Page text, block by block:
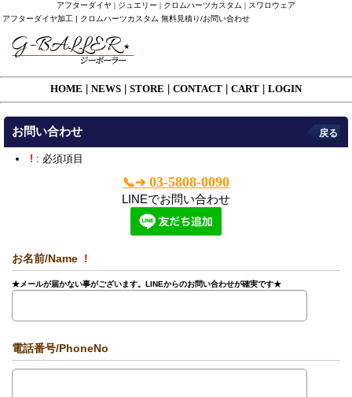
アフターダイヤ | ジュエリー | クロムハーツカスタム | スワロウェア
アフターダイヤ加工 | クロムハーツカスタム 無料見積り/お問い合わせ
HOME NEWS STORE CONTACT CART LOGIN
お問い合わせ 戻る
! : 必須項目
📞➔03-5808-0090
LINEでお問い合わせ
お名前/Name !
★メールが届かない事がございます。LINEからのお問い合わせが確実です★
電話番号/PhoneNo